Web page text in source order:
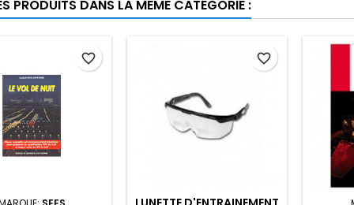
PRODUITS DANS LA MÊME CATÉGORIE :
favorite_border favorite_border